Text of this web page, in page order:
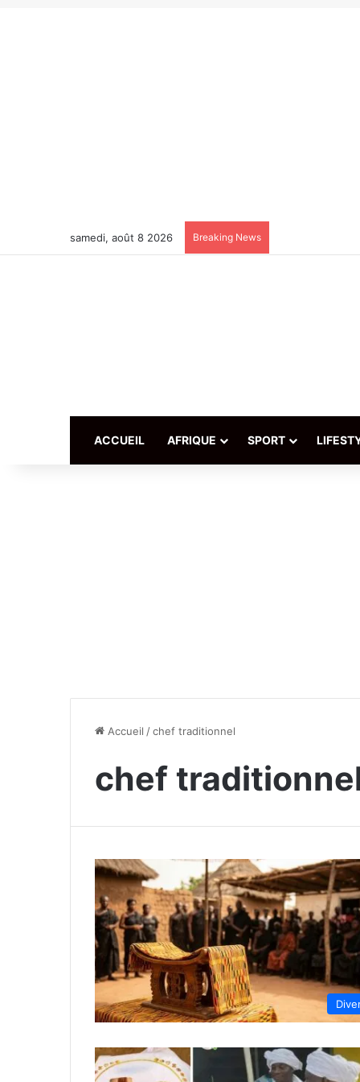
samedi, août 8 2026 Breaking News
ACCUEIL AFRIQUE SPORT
Accueil /chef traditionnel
chef